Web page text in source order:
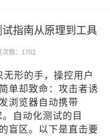
指南从原理到工具
次数： 1702
形的手，操控用户
单却致命：攻击者诱
浏览器自动携带
自动化测试的目
盲区。以下是直击要